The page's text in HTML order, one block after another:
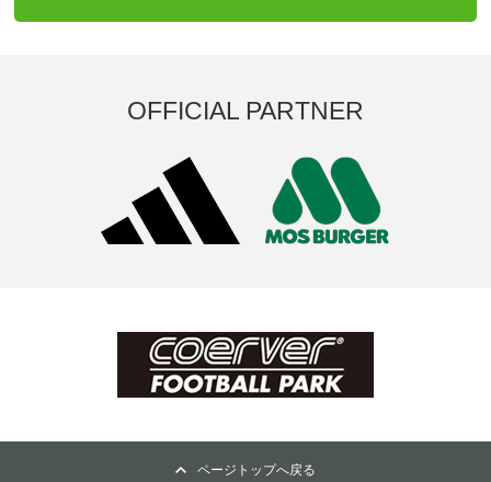
OFFICIAL PARTNER
ページトップへ戻る